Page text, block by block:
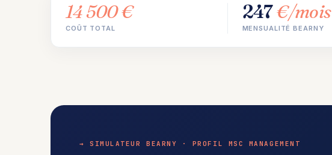
14 500 €
COÛT TOTAL
247€/mois
MENSUALITÉ BEARNY
→ SIMULATEUR BEARNY · PROFIL MSC MANAGEMENT